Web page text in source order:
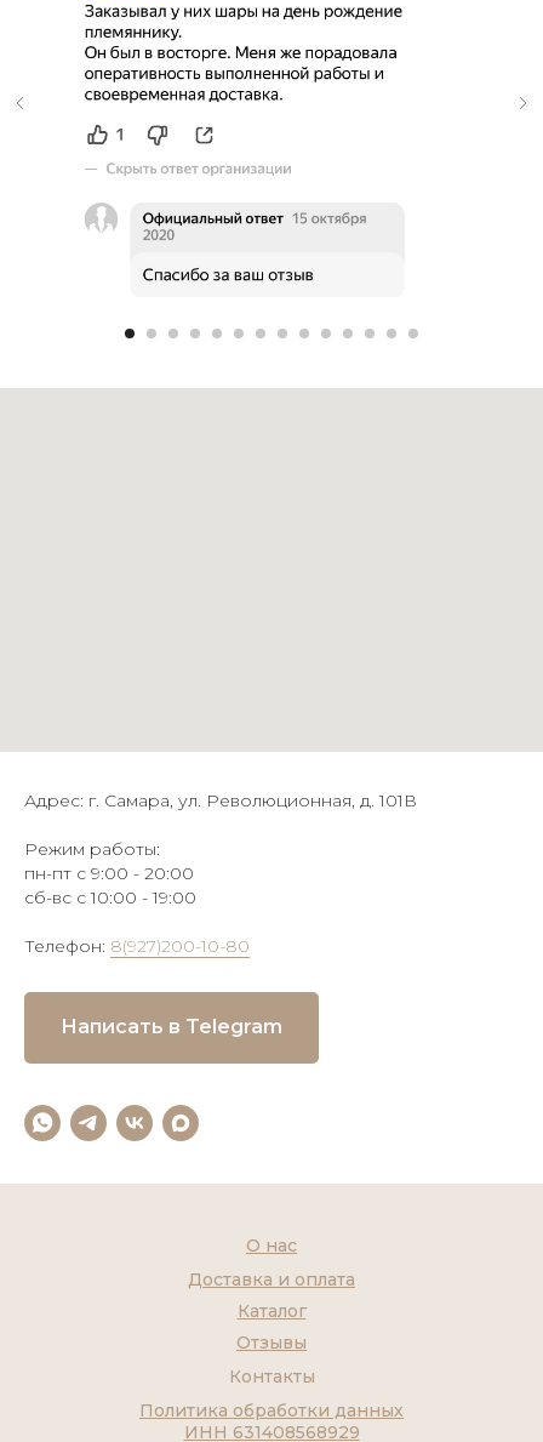
Адрес: г. Самара, ул. Революционная, д. 101В
Режим работы:
пн-пт с 9:00 - 20:00
сб-вс с 10:00 - 19:00
Телефон: 8(927)200-10-80
Написать в Telegram
Контакты
Каталог
О нас
Доставка и оплата
Отзывы
Политика обработки данных
ИНН 631408568929